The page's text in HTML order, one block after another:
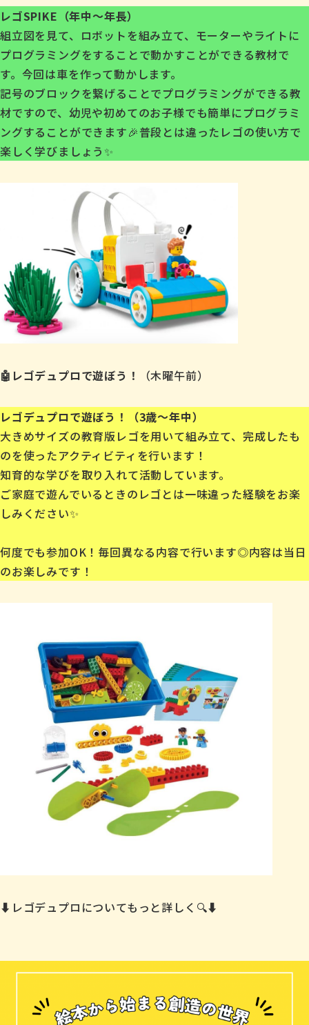
レゴSPIKE（年中〜年長）
組立図を見て、ロボットを組み立て、モーターやライトに
プログラミングをすることで動かすことができる教材で
す。今回は車を作って動かします。
記号のブロックを繋げることでプログラミングができる教
材ですので、幼児や初めてのお子様でも簡単にプログラミ
ングすることができます🎉普段とは違ったレゴの使い方で
楽しく学びましょう✨
🤖レゴデュプロで遊ぼう！ （木曜午前）
レゴデュプロで遊ぼう！（3歳〜年中）
大きめサイズの教育版レゴを用いて組み立て、完成したも
のを使ったアクティビティを行います！
知育的な学びを取り入れて活動しています。
ご家庭で遊んでいるときのレゴとは一味違った経験をお楽
しみください✨
何度でも参加OK！毎回異なる内容で行います◎内容は当日
のお楽しみです！
⬇︎レゴデュプロについてもっと詳しく🔍⬇︎